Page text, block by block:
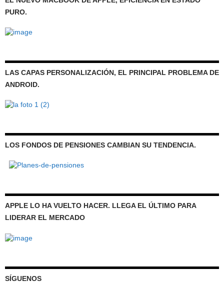
PURO.
LAS CAPAS PERSONALIZACIÓN, EL PRINCIPAL PROBLEMA DE
ANDROID.
LOS FONDOS DE PENSIONES CAMBIAN SU TENDENCIA.
APPLE LO HA VUELTO HACER. LLEGA EL ÚLTIMO PARA
LIDERAR EL MERCADO
SÍGUENOS